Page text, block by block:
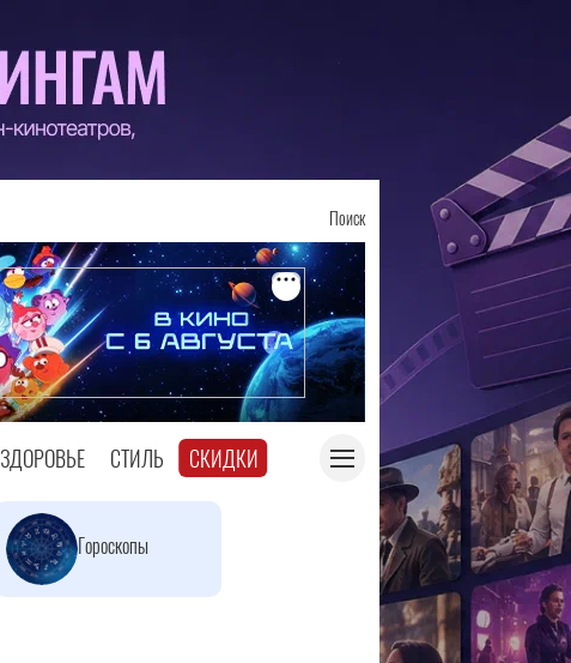
Поиск
ЗДОРОВЬЕ СТИЛЬ СКИДКИ
Гороскопы